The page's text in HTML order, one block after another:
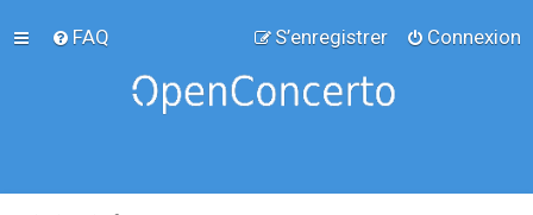
FAQ Connexion
S’enregistrer